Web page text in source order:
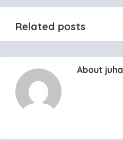
Related posts
About juha